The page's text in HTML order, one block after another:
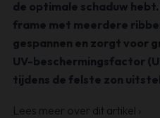
de optimale schaduw
frame met meerdere
gespannen en zorgt voor
UV-beschermingsfactor
tijdens de felste zon
Lees meer over dit artikel ›